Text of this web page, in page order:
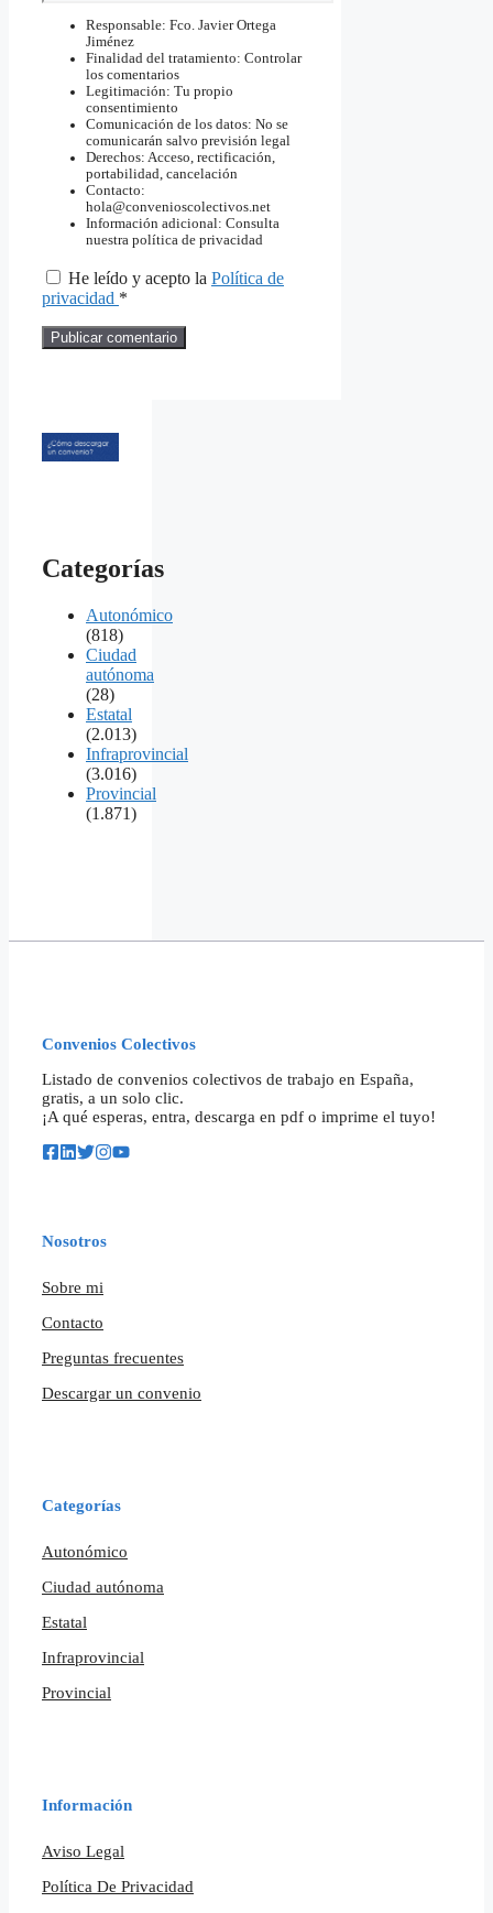
Responsable: Fco. Javier Ortega
Jiménez
Finalidad del tratamiento: Controlar
los comentarios
Legitimación: Tu propio
consentimiento
Comunicación de los datos: No se
comunicarán salvo previsión legal
Derechos: Acceso, rectificación,
portabilidad, cancelación
Contacto:
hola@convenioscolectivos.net
Información adicional: Consulta
nuestra política de privacidad
He leído y acepto la Política de
privacidad *
Categorías
Autonómico
(818)
Ciudad
autónoma
(28)
Estatal
(2.013)
Infraprovincial
(3.016)
Provincial
(1.871)
Convenios Colectivos
Listado de convenios colectivos de trabajo en España,
gratis, a un solo clic.
¡A qué esperas, entra, descarga en pdf o imprime el tuyo!
Nosotros
Sobre mi
Contacto
Preguntas frecuentes
Descargar un convenio
Categorías
Autonómico
Ciudad autónoma
Estatal
Infraprovincial
Provincial
Información
Aviso Legal
Política De Privacidad